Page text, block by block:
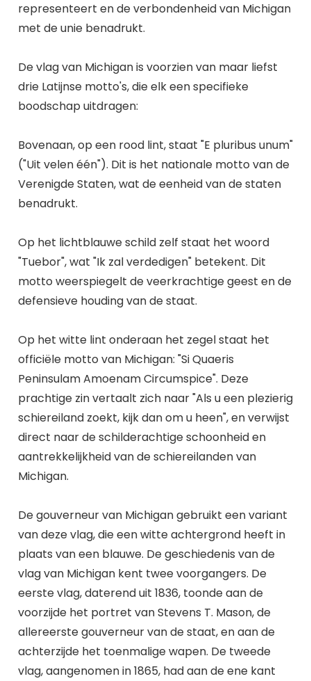
representeert en de verbondenheid van Michigan
met de unie benadrukt.
De vlag van Michigan is voorzien van maar liefst
drie Latijnse motto's, die elk een specifieke
boodschap uitdragen:
Bovenaan, op een rood lint, staat "E pluribus unum"
("Uit velen één"). Dit is het nationale motto van de
Verenigde Staten, wat de eenheid van de staten
benadrukt.
Op het lichtblauwe schild zelf staat het woord
"Tuebor", wat "Ik zal verdedigen" betekent. Dit
motto weerspiegelt de veerkrachtige geest en de
defensieve houding van de staat.
Op het witte lint onderaan het zegel staat het
officiële motto van Michigan: "Si Quaeris
Peninsulam Amoenam Circumspice". Deze
prachtige zin vertaalt zich naar "Als u een plezierig
schiereiland zoekt, kijk dan om u heen", en verwijst
direct naar de schilderachtige schoonheid en
aantrekkelijkheid van de schiereilanden van
Michigan.
De gouverneur van Michigan gebruikt een variant
van deze vlag, die een witte achtergrond heeft in
plaats van een blauwe. De geschiedenis van de
vlag van Michigan kent twee voorgangers. De
eerste vlag, daterend uit 1836, toonde aan de
voorzijde het portret van Stevens T. Mason, de
allereerste gouverneur van de staat, en aan de
achterzijde het toenmalige wapen. De tweede
vlag, aangenomen in 1865, had aan de ene kant